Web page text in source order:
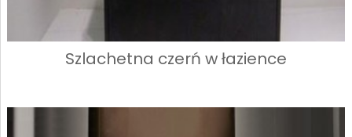
Szlachetna czerń w łazience